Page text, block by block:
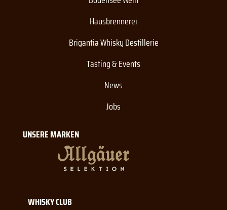
Hausbrennerei
Brigantia Whisky Destillerie
Tasting & Events
News
Jobs
UNSERE MARKEN
WHISKY CLUB